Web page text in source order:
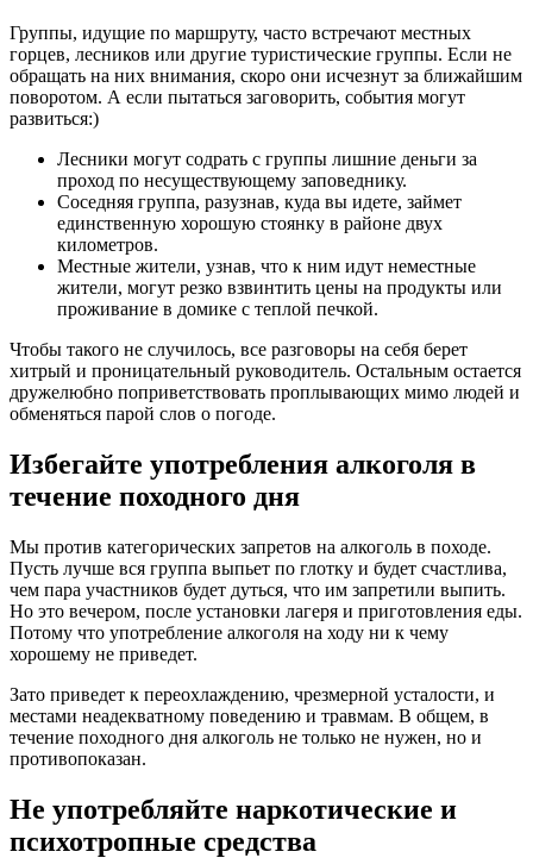
Группы, идущие по маршруту, часто встречают местных
горцев, лесников или другие туристические группы. Если не
обращать на них внимания, скоро они исчезнут за ближайшим
поворотом. А если пытаться заговорить, события могут
развиться:)
Лесники могут содрать с группы лишние деньги за
проход по несуществующему заповеднику.
Соседняя группа, разузнав, куда вы идете, займет
единственную хорошую стоянку в районе двух
километров.
Местные жители, узнав, что к ним идут неместные
жители, могут резко взвинтить цены на продукты или
проживание в домике с теплой печкой.
Чтобы такого не случилось, все разговоры на себя берет
хитрый и проницательный руководитель. Остальным остается
дружелюбно поприветствовать проплывающих мимо людей и
обменяться парой слов о погоде.
Избегайте употребления алкоголя в
течение походного дня
Мы против категорических запретов на алкоголь в походе.
Пусть лучше вся группа выпьет по глотку и будет счастлива,
чем пара участников будет дуться, что им запретили выпить.
Но это вечером, после установки лагеря и приготовления еды.
Потому что употребление алкоголя на ходу ни к чему
хорошему не приведет.
Зато приведет к переохлаждению, чрезмерной усталости, и
местами неадекватному поведению и травмам. В общем, в
течение походного дня алкоголь не только не нужен, но и
противопоказан.
Не употребляйте наркотические и
психотропные средства